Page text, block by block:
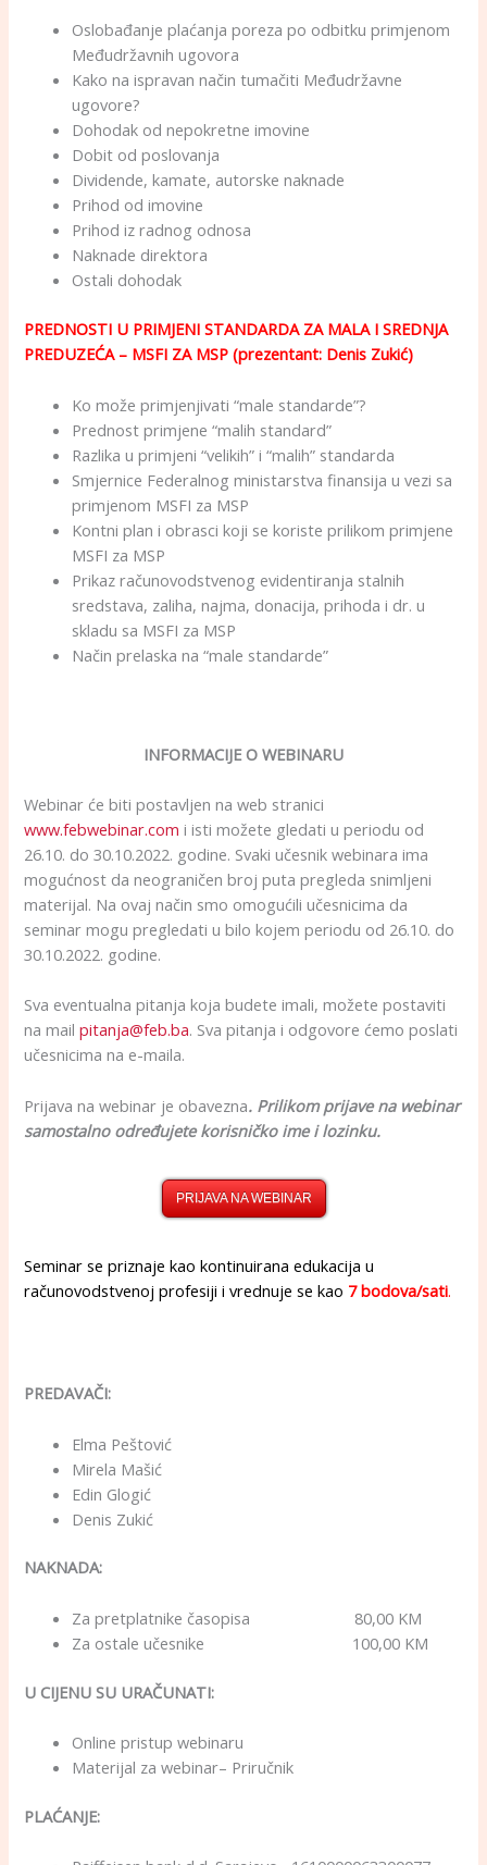
Oslobađanje plaćanja poreza po odbitku primjenom
Međudržavnih ugovora
Kako na ispravan način tumačiti Međudržavne
ugovore?
Dohodak od nepokretne imovine
Dobit od poslovanja
Dividende, kamate, autorske naknade
Prihod od imovine
Prihod iz radnog odnosa
Naknade direktora
Ostali dohodak
PREDNOSTI U PRIMJENI STANDARDA ZA MALA I SREDNJA
PREDUZEĆA – MSFI ZA MSP (prezentant: Denis Zukić)
Ko može primjenjivati “male standarde”?
Prednost primjene “malih standard”
Razlika u primjeni “velikih” i “malih” standarda
Smjernice Federalnog ministarstva finansija u vezi sa
primjenom MSFI za MSP
Kontni plan i obrasci koji se koriste prilikom primjene
MSFI za MSP
Prikaz računovodstvenog evidentiranja stalnih
sredstava, zaliha, najma, donacija, prihoda i dr. u
skladu sa MSFI za MSP
Način prelaska na “male standarde”
INFORMACIJE O WEBINARU
Webinar će biti postavljen na web stranici
www.febwebinar.com i isti možete gledati u periodu od
26.10. do 30.10.2022. godine. Svaki učesnik webinara ima
mogućnost da neograničen broj puta pregleda snimljeni
materijal. Na ovaj način smo omogućili učesnicima da
seminar mogu pregledati u bilo kojem periodu od 26.10. do
30.10.2022. godine.
Sva eventualna pitanja koja budete imali, možete postaviti
na mailpitanja@feb.ba. Sva pitanja i odgovore ćemo poslati
učesnicima na e-maila.
Prijava na webinar je obavezna. Prilikom prijave na webinar
samostalno određujete korisničko ime i lozinku.
PRIJAVA NA WEBINAR
Seminar se priznaje kao kontinuirana edukacija u
računovodstvenoj profesiji i vrednuje se kao 7 bodova/sati.
PREDAVAČI:
Elma Peštović
Mirela Mašić
Edin Glogić
Denis Zukić
NAKNADA:
Za pretplatnike časopisa 80,00 KM
Za ostale učesnike 100,00 KM
U CIJENU SU URAČUNATI:
Online pristup webinaru
Materijal za webinar– Priručnik
PLAĆANJE: